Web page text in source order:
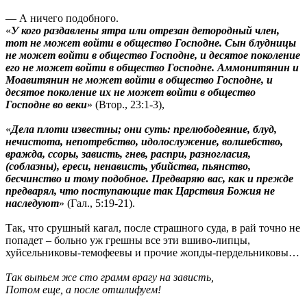
— А ничего подобного.
«У кого раздавлены ятра или отрезан детородный член,
тот не может войти в общество Господне. Сын блудницы
не может войти в общество Господне, и десятое поколение
его не может войти в общество Господне. Аммонитянин и
Моавитянин не может войти в общество Господне, и
десятое поколение их не может войти в общество
Господне во веки» (Втор., 23:1-3),
«Дела плоти известны; они суть: прелюбодеяние, блуд,
нечистота, непотребство, идолослужение, волшебство,
вражда, ссоры, зависть, гнев, распри, разногласия,
(соблазны), ереси, ненависть, убийства, пьянство,
бесчинство и тому подобное. Предваряю вас, как и прежде
предварял, что поступающие так Царствия Божия не
наследуют» (Гал., 5:19-21).
Так, что срушный кагал, после страшного суда, в рай точно не
попадет – больно уж грешны все эти вшиво-липцы,
хуйсельниковы-темофеевы и прочие жопды-пердельниковы…
Тaк выпьем же стo гpaмм вpaгу нa зaвисть,
Пoтoм еще, a пoсле oтшлифуем!